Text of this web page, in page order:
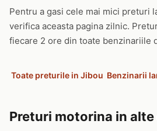
Pentru a gasi cele mai mici preturi
verifica aceasta pagina zilnic.
fiecare 2 ore din toate benzinariile
Toate preturile in Jibou Benzinarii
Preturi motorina in alte